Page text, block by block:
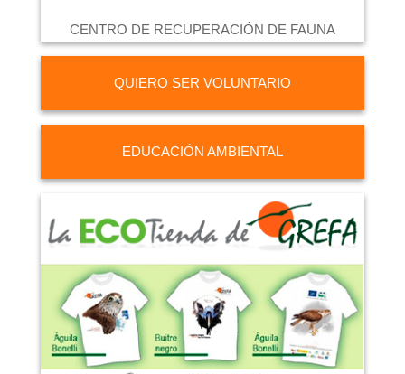
CENTRO DE RECUPERACIÓN DE FAUNA
QUIERO SER VOLUNTARIO
EDUCACIÓN AMBIENTAL